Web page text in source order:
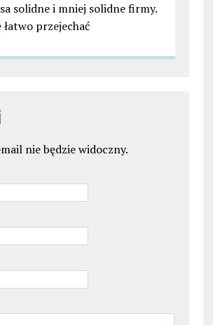
solidne i mniej solidne firmy.
łatwo przejechać
nie będzie widoczny.